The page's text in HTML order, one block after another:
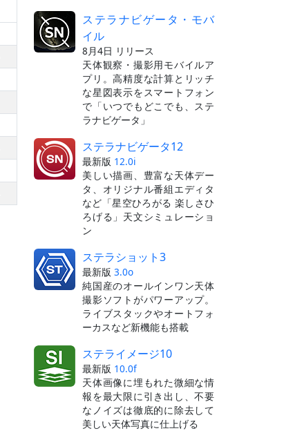
ステラナビゲータ・モバ
イル
8月4日 リリース
天体観察・撮影用モバイルア
プリ。高精度な計算とリッチ
な星図表示をスマートフォン
で「いつでもどこでも、ステ
ラナビゲータ」
ステラナビゲータ12
最新版 12.0i
美しい描画、豊富な天体デー
タ、オリジナル番組エディタ
など「星空ひろがる 楽しさひ
ろげる」天文シミュレーショ
ン
ステラショット3
最新版 3.0o
純国産のオールインワン天体
撮影ソフトがパワーアップ。
ライブスタックやオートフォ
ーカスなど新機能も搭載
ステライメージ10
最新版 10.0f
天体画像に埋もれた微細な情
報を最大限に引き出し、不要
なノイズは徹底的に除去して
美しい天体写真に仕上げる